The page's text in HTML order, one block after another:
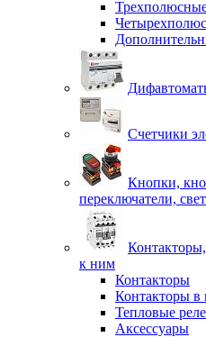
Счетчики
Кнопки,
переключатели,
к ним
Контакторы
Контакторы в
Тепловые реле
Аксессуары